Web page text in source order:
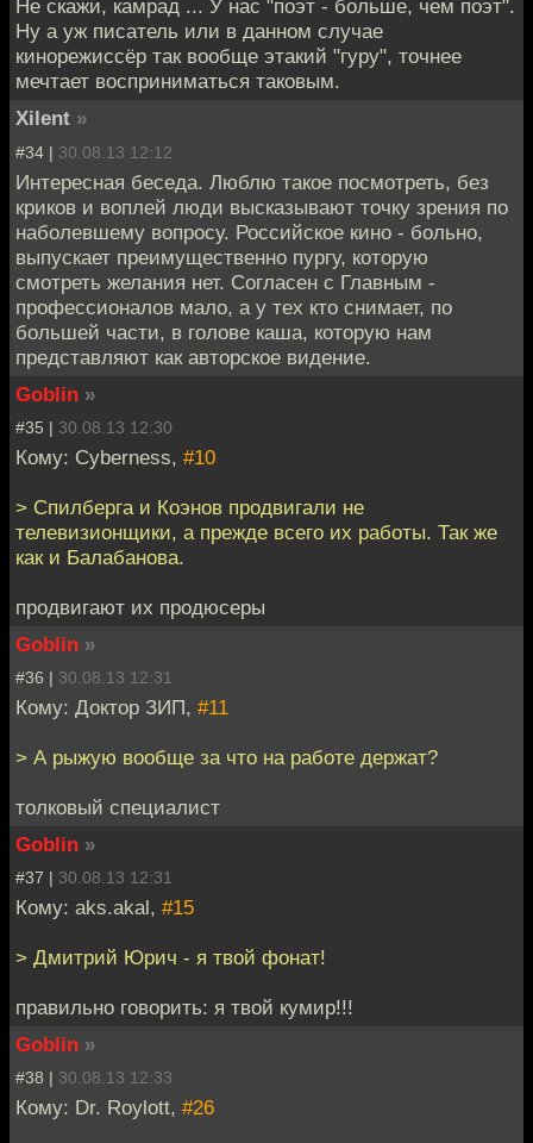
Не скажи, камрад ... У нас "поэт - больше, чем поэт".
Ну а уж писатель или в данном случае
кинорежиссёр так вообще этакий "гуру", точнее
мечтает восприниматься таковым.
Xilent »
#34 | 30.08.13 12:12
Интересная беседа. Люблю такое посмотреть, без
криков и воплей люди высказывают точку зрения по
наболевшему вопросу. Российское кино - больно,
выпускает преимущественно пургу, которую
смотреть желания нет. Согласен с Главным -
профессионалов мало, а у тех кто снимает, по
большей части, в голове каша, которую нам
представляют как авторское видение.
Goblin »
#35 | 30.08.13 12:30
Кому: Cyberness, #10
> Спилберга и Коэнов продвигали не
телевизионщики, а прежде всего их работы. Так же
как и Балабанова.
продвигают их продюсеры
Goblin »
#36 | 30.08.13 12:31
Кому: Доктор ЗИП, #11
> А рыжую вообще за что на работе держат?
толковый специалист
Goblin »
#37 | 30.08.13 12:31
Кому: aks.akal, #15
> Дмитрий Юрич - я твой фонат!
правильно говорить: я твой кумир!!!
Goblin »
#38 | 30.08.13 12:33
Кому: Dr. Roylott, #26